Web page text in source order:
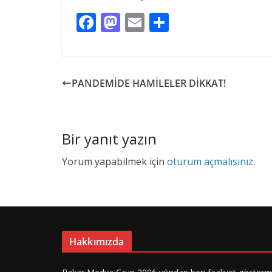
F
b
k
M
d
E
l e
PANDEMİDE HAMİLELER DİKKAT!
Bir yanıt yazın
Yorum yapabilmek için oturum açmalısınız.
Hakkımızda